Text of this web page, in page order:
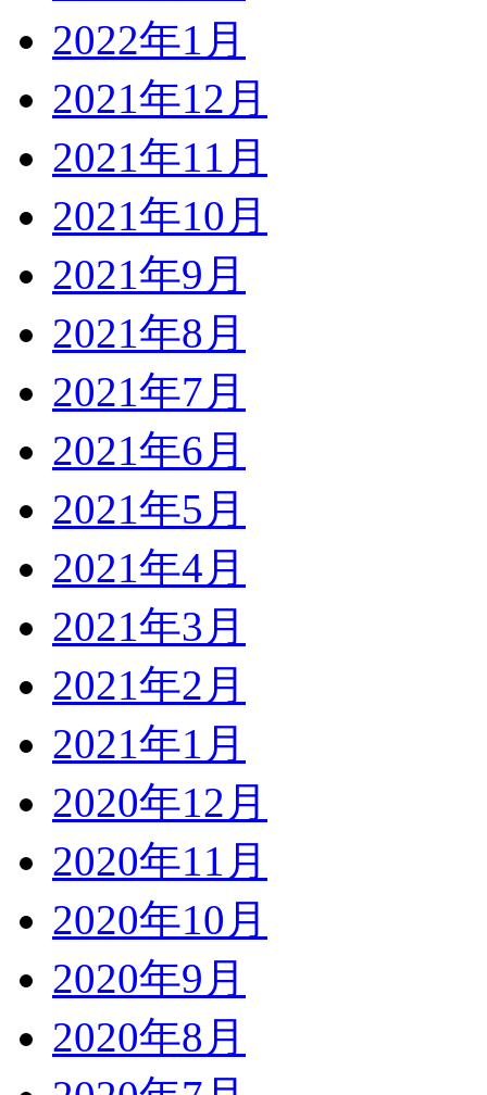
2022年1月
2021年12月
2021年11月
2021年10月
2021年9月
2021年8月
2021年7月
2021年6月
2021年5月
2021年4月
2021年3月
2021年2月
2021年1月
2020年12月
2020年11月
2020年10月
2020年9月
2020年8月